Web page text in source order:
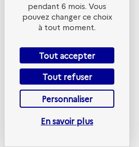
sept.
2026
18:00
pendant 6 mois. Vous
pouvez changer ce choix
à tout moment.
Tout accepter
Tout refuser
Personnaliser
En savoir plus